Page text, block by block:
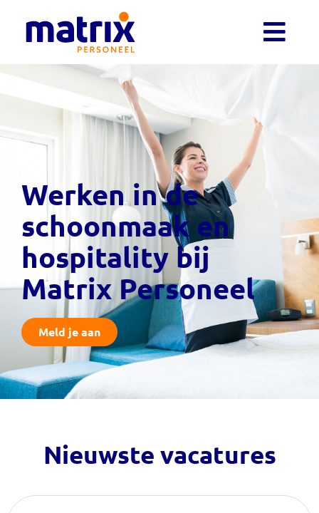
Werken in de
schoonmaak en
hospitality bij
Matrix Personeel
Meld je aan
Nieuwste vacatures